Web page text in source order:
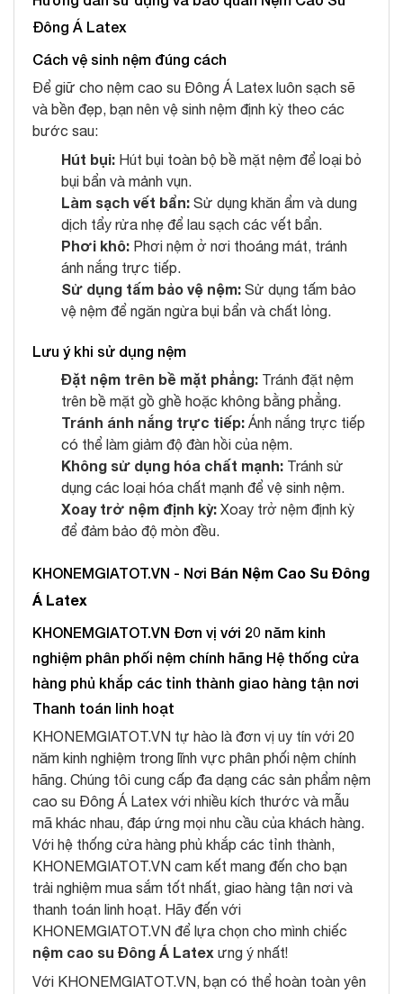
Đông Á Latex
Cách vệ sinh nệm đúng cách
Để giữ cho nệm cao su Đông Á Latex luôn sạch sẽ
và bền đẹp, bạn nên vệ sinh nệm định kỳ theo các
bước sau:
Hút bụi: Hút bụi toàn bộ bề mặt nệm để loại bỏ
bụi bẩn và mảnh vụn.
Làm sạch vết bẩn: Sử dụng khăn ẩm và dung
dịch tẩy rửa nhẹ để lau sạch các vết bẩn.
Phơi khô: Phơi nệm ở nơi thoáng mát, tránh
ánh nắng trực tiếp.
Sử dụng tấm bảo vệ nệm: Sử dụng tấm bảo
vệ nệm để ngăn ngừa bụi bẩn và chất lỏng.
Lưu ý khi sử dụng nệm
Đặt nệm trên bề mặt phẳng: Tránh đặt nệm
trên bề mặt gồ ghề hoặc không bằng phẳng.
Tránh ánh nắng trực tiếp: Ánh nắng trực tiếp
có thể làm giảm độ đàn hồi của nệm.
Không sử dụng hóa chất mạnh: Tránh sử
dụng các loại hóa chất mạnh để vệ sinh nệm.
Xoay trở nệm định kỳ: Xoay trở nệm định kỳ
để đảm bảo độ mòn đều.
KHONEMGIATOT.VN - Nơi Bán Nệm Cao Su Đông
Á Latex
KHONEMGIATOT.VN Đơn vị với 20 năm kinh
nghiệm phân phối nệm chính hãng Hệ thống cửa
hàng phủ khắp các tỉnh thành giao hàng tận nơi
Thanh toán linh hoạt
KHONEMGIATOT.VN tự hào là đơn vị uy tín với 20
năm kinh nghiệm trong lĩnh vực phân phối nệm chính
hãng. Chúng tôi cung cấp đa dạng các sản phẩm nệm
cao su Đông Á Latex với nhiều kích thước và mẫu
mã khác nhau, đáp ứng mọi nhu cầu của khách hàng.
Với hệ thống cửa hàng phủ khắp các tỉnh thành,
KHONEMGIATOT.VN cam kết mang đến cho bạn
trải nghiệm mua sắm tốt nhất, giao hàng tận nơi và
thanh toán linh hoạt. Hãy đến với
KHONEMGIATOT.VN để lựa chọn cho mình chiếc
nệm cao su Đông Á Latex ưng ý nhất!
Với KHONEMGIATOT.VN, bạn có thể hoàn toàn yên